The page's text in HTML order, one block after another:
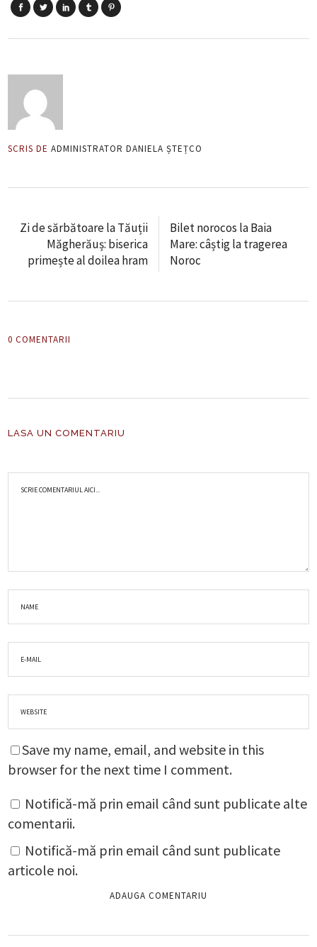
SCRIS DE ADMINISTRATOR DANIELA ȘTEȚCO
Zi de sărbătoare la Tăuții
Măgherăuș: biserica
primește al doilea hram
Bilet norocos la Baia
Mare: câștig la tragerea
Noroc
0 COMENTARII
LASA UN COMENTARIU
Save my name, email, and website in this
browser for the next time I comment.
Notifică-mă prin email când sunt publicate alte
comentarii.
Notifică-mă prin email când sunt publicate
articole noi.